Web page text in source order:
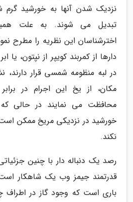
نزدیک شدن آنها به خورشید گرم
تبدیل می شوند. به علت
اخترشناسان این نظریه را مطرح
دارها از کمربند کویپر از نپتون،
در لبه منظومه شمسی قرار
مکان، از یخ این اجرام در
محافظت می نمایند در حالی
خورشید در نزدیکی مریخ ممکن است
نکند.
رصد یک دنباله دار با چنین
قدرتمند جیمز وب یک شاهکار
باری است که وجود گاز در اطراف